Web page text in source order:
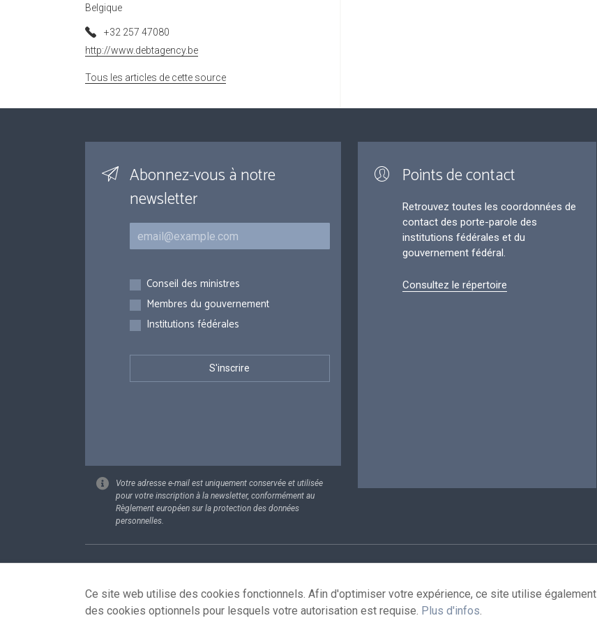
Belgique
+32 257 47080
http://www.debtagency.be
Tous les articles de cette source
Abonnez-vous à notre
newsletter
Courriel
Inscriptions
Conseil des ministres
Membres du gouvernement
Institutions fédérales
Votre adresse e-mail est uniquement conservée et utilisée
pour votre inscription à la newsletter, conformément au
Règlement européen sur la protection des données
personnelles.
Points de contact
Retrouvez toutes les coordonnées de
contact des porte-parole des
institutions fédérales et du
gouvernement fédéral.
Consultez le répertoire
Ce site web utilise des cookies fonctionnels. Afin d'optimiser votre expérience, ce site utilise également
des cookies optionnels pour lesquels votre autorisation est requise. Plus d'infos.